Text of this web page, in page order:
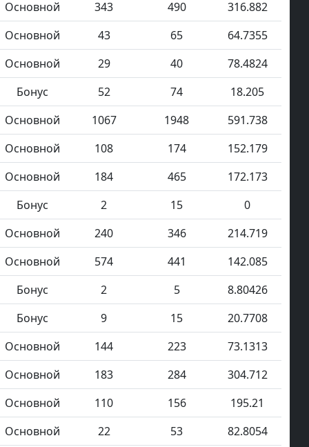
Основной 343 490
316.882
Основной
43 65
64.7355
Основной
29 40
78.4824
Бонус
52 74
18.205
Основной
1067 1948
591.738
Основной
108 174
152.179
Основной
184 465
172.173
Бонус
2 15
0
Основной
240 346
214.719
Основной
574 441
142.085
Бонус
2 5
8.80426
Бонус
9 15
20.7708
Основной
144 223
73.1313
Основной
183 284
304.712
Основной
110 156
195.21
Основной
22 53
82.8054